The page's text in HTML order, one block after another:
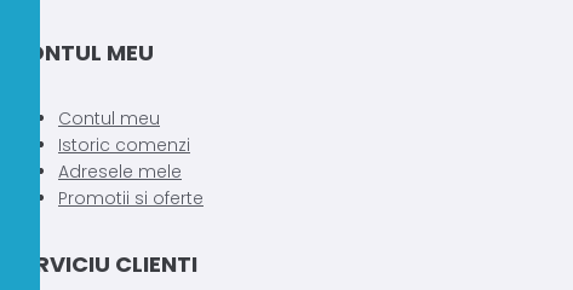
CONTUL MEU
Contul meu
Istoric comenzi
Adresele mele
Promotii si oferte
SERVICIU CLIENTI